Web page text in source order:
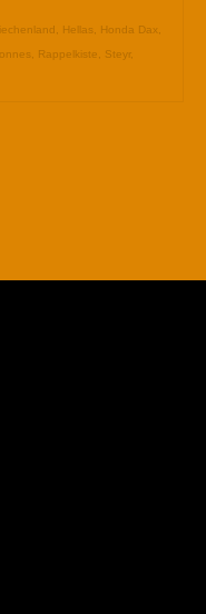
Hellas Honda Dax
Rappelkiste Steyr,